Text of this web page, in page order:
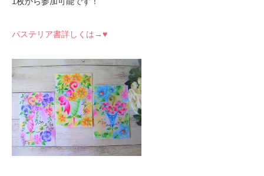
パステリア書詳しくは→♥